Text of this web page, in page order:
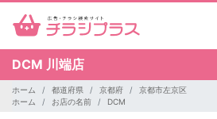
DCM 川端店
ホーム 都道府県 京都府
京都市左京区
ホーム
お店の名前 DCM